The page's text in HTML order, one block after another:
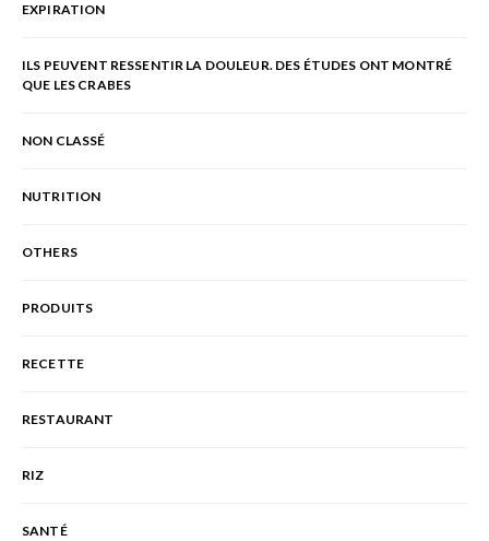
EXPIRATION
ILS PEUVENT RESSENTIR LA DOULEUR. DES ÉTUDES ONT MONTRÉ
QUE LES CRABES
NON CLASSÉ
NUTRITION
OTHERS
PRODUITS
RECETTE
RESTAURANT
RIZ
SANTÉ